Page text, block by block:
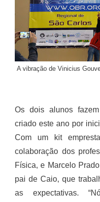
A vibração de Vinicius
Os dois alunos
criado este ano por
Com um kit
colaboração dos
Física, e Marcelo
pai de Caio, que
as expectativas.